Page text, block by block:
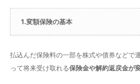
1.変額保険の基本
払込んだ保険料の一部を株式や債券などで
って将来受け取れる保険金や解約返戻金が